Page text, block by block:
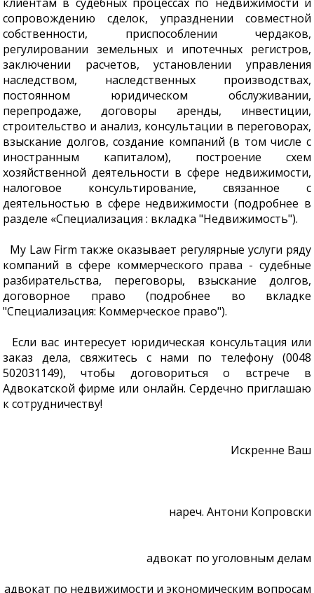
сопровождению сделок, упразднении совместной
собственности, приспособлении чердаков,
регулировании земельных и ипотечных регистров,
заключении расчетов, установлении управления
наследством, наследственных производствах,
постоянном юридическом обслуживании,
перепродаже, договоры аренды, инвестиции,
строительство и анализ, консультации в переговорах,
взыскание долгов, создание компаний (в том числе с
иностранным капиталом), построение схем
хозяйственной деятельности в сфере недвижимости,
налоговое консультирование, связанное с
деятельностью в сфере недвижимости (подробнее в
разделе «Специализация : вкладка "Недвижимость").
My Law Firm также оказывает регулярные услуги ряду
компаний в сфере коммерческого права - судебные
разбирательства, переговоры, взыскание долгов,
договорное право (подробнее во вкладке
"Специализация: Коммерческое право").
Если вас интересует юридическая консультация или
заказ дела, свяжитесь с нами по телефону (0048
502031149), чтобы договориться о встрече в
Адвокатской фирме или онлайн. Сердечно приглашаю
к сотрудничеству!
Искренне Ваш
нареч. Антони Копровски
адвокат по уголовным делам
адвокат по недвижимости и экономическим вопросам